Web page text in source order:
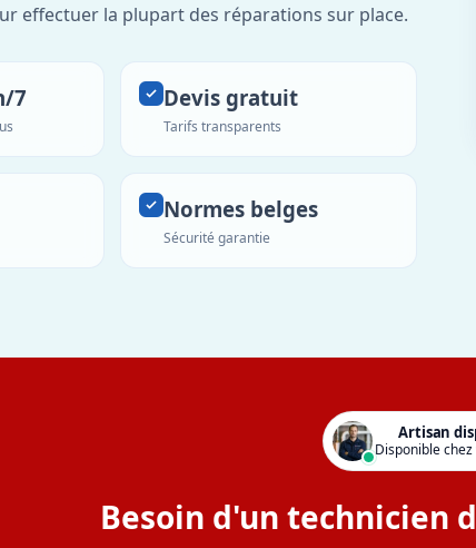
effectuer la plupart des réparations sur place.
7 Devis gratuit
Tarifs transparents
Normes belges
Sécurité garantie
Artisan
Disponible
Besoin d'un technicien